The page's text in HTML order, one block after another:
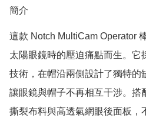
簡介
這款 Notch MultiCam Operator
太陽眼鏡時的壓迫痛點而生。它
技術，在帽沿兩側設計了獨特的
讓眼鏡與帽子不再相互干涉。搭
撕裂布料與高透氣網眼後面板，